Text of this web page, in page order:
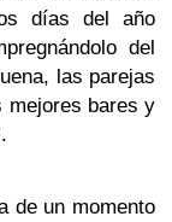
días del año
del
las parejas
mejores bares y
de un momento